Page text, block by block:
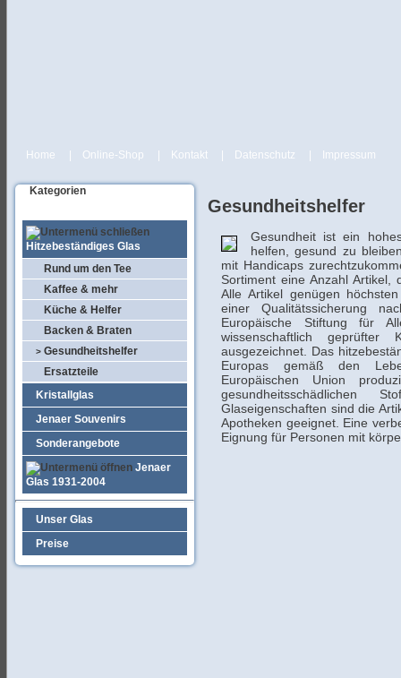
Home Online-Shop Kontakt Datenschutz Impressum
Kategorien
Hitzebeständiges Glas
Rund um den Tee
Kaffee & mehr
Küche & Helfer
Backen & Braten
> Gesundheitshelfer
Ersatzteile
Kristallglas
Jenaer Souvenirs
Sonderangebote
Jenaer
Glas 1931-2004
Unser Glas
Preise
Gesundheitshelfer
Gesundheit ist ein
helfen, gesund zu
mit Handicaps
Sortiment eine Anzahl Artikel,
Alle Artikel genügen
einer Qualitätssicherung
Europäische Stiftung für
wissenschaftlich geprüfter
ausgezeichnet. Das
Europas gemäß den
Europäischen Union
gesundheitsschädlichen
Glaseigenschaften sind die
Apotheken geeignet. Eine
Eignung für Personen mit